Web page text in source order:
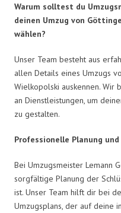
Warum solltest du
deinen Umzug von
wählen?
Unser Team besteht aus
allen Details eines Umzugs
Wielkopolski auskennen. Wir
an Dienstleistungen, um
zu gestalten.
Professionelle Planung
Bei Umzugsmeister Lemann
sorgfältige Planung der
ist. Unser Team hilft dir bei
Umzugsplans, der auf deine